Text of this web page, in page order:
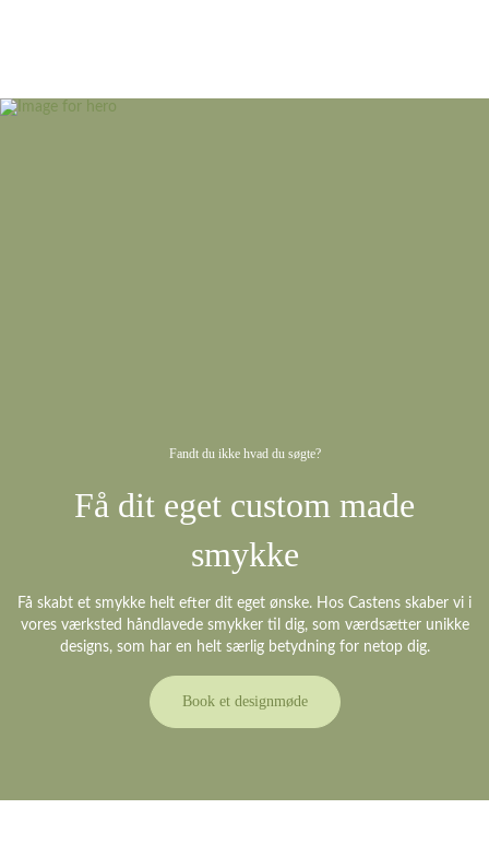
Fandt du ikke hvad du søgte?
Få dit eget custom made
smykke
Få skabt et smykke helt efter dit eget ønske. Hos Castens skaber vi i
vores værksted håndlavede smykker til dig, som værdsætter unikke
designs, som har en helt særlig betydning for netop dig.
Book et designmøde